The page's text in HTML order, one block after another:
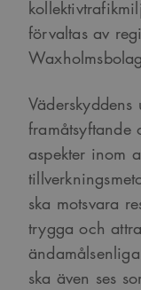
förvaltas av
framåtsyftande
aspekter inom
ska motsvara
trygga och
ska även ses